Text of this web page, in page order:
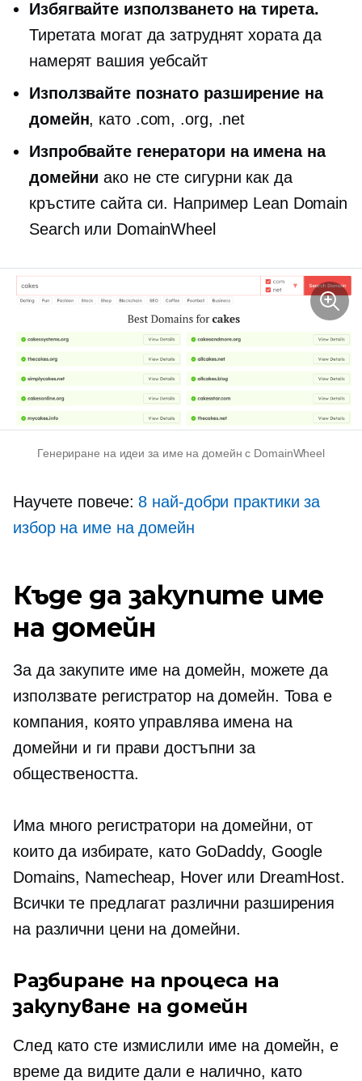
Избягвайте използването на тирета.
Тиретата могат да затруднят хората да
намерят вашия уебсайт
Използвайте познато разширение на
домейн, като .com, .org, .net
Изпробвайте генератори на имена на
домейни ако не сте сигурни как да
кръстите сайта си. Например Lean Domain
Search или DomainWheel
Генериране на идеи за име на домейн с DomainWheel
Научете повече: 8 най-добри практики за
избор на име на домейн
Къде да закупите име
на домейн
За да закупите име на домейн, можете да
използвате регистратор на домейн. Това е
компания, която управлява имена на
домейни и ги прави достъпни за
обществеността.
Има много регистратори на домейни, от
които да избирате, като GoDaddy, Google
Domains, Namecheap, Hover или DreamHost.
Всички те предлагат различни разширения
на различни цени на домейни.
Разбиране на процеса на
закупуване на домейн
След като сте измислили име на домейн, е
време да видите дали е налично, като